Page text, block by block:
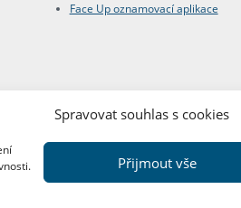
Spravovat souhlas s cookies
Přijmout vše
Face Up oznamovací aplikace